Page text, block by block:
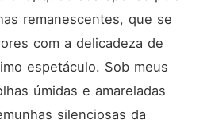
remanescentes, que se
com a delicadeza de
espetáculo. Sob meus
úmidas e amareladas
silenciosas da